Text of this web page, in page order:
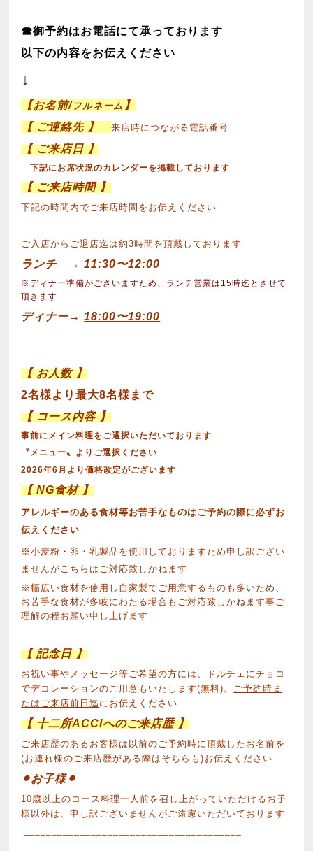
☎︎御予約はお電話にて承っております
以下の内容をお伝えください
↓
【お名前/フルネーム 】
【 ご連絡先 】来店時につながる電話番号
【 ご来店日 】
下記にお席状況のカレンダーを掲載しております
【 ご来店時間 】
下記の時間内でご来店時間をお伝えください
ご入店からご退店迄は約3時間を頂戴しております
ランチ →11:30〜12:00
※ディナー準備がございますため、ランチ営業は15時迄とさせて
頂きます
ディナー→18:00〜19:00
【 お人数 】
2名様より最大8名様まで
【 コース内容 】
事前にメイン料理をご選択いただいております
〝メニュー〟よりご選択ください
2026年6月より価格改定がございます
【 NG食材 】
アレルギーのある食材等お苦手なものはご予約の際に必ずお
伝えください
※小麦粉・卵・乳製品を使用しておりますため申し訳ござい
ませんがこちらはご対応致しかねます
※幅広い食材を使用し自家製でご用意するものも多いため、
お苦手な食材が多岐にわたる場合もご対応致しかねます事ご
理解の程お願い申し上げます
【 記念日 】
お祝い事やメッセージ等ご希望の方には、ドルチェにチョコ
でデコレーションのご用意もいたします(無料)。
ご予約時ま
たはご来店前日迄 にお伝えください
【 十二所ACCIへのご来店歴 】
ご来店歴のあるお客様は以前のご予約時に頂戴したお名前を
(お連れ様のご来店歴がある際はそちらも)お伝えください
⚫︎お子様⚫︎
10歳以上のコース料理一人前を召し上がっていただけるお子
様以外は、申し訳ございませんがご遠慮いただいております